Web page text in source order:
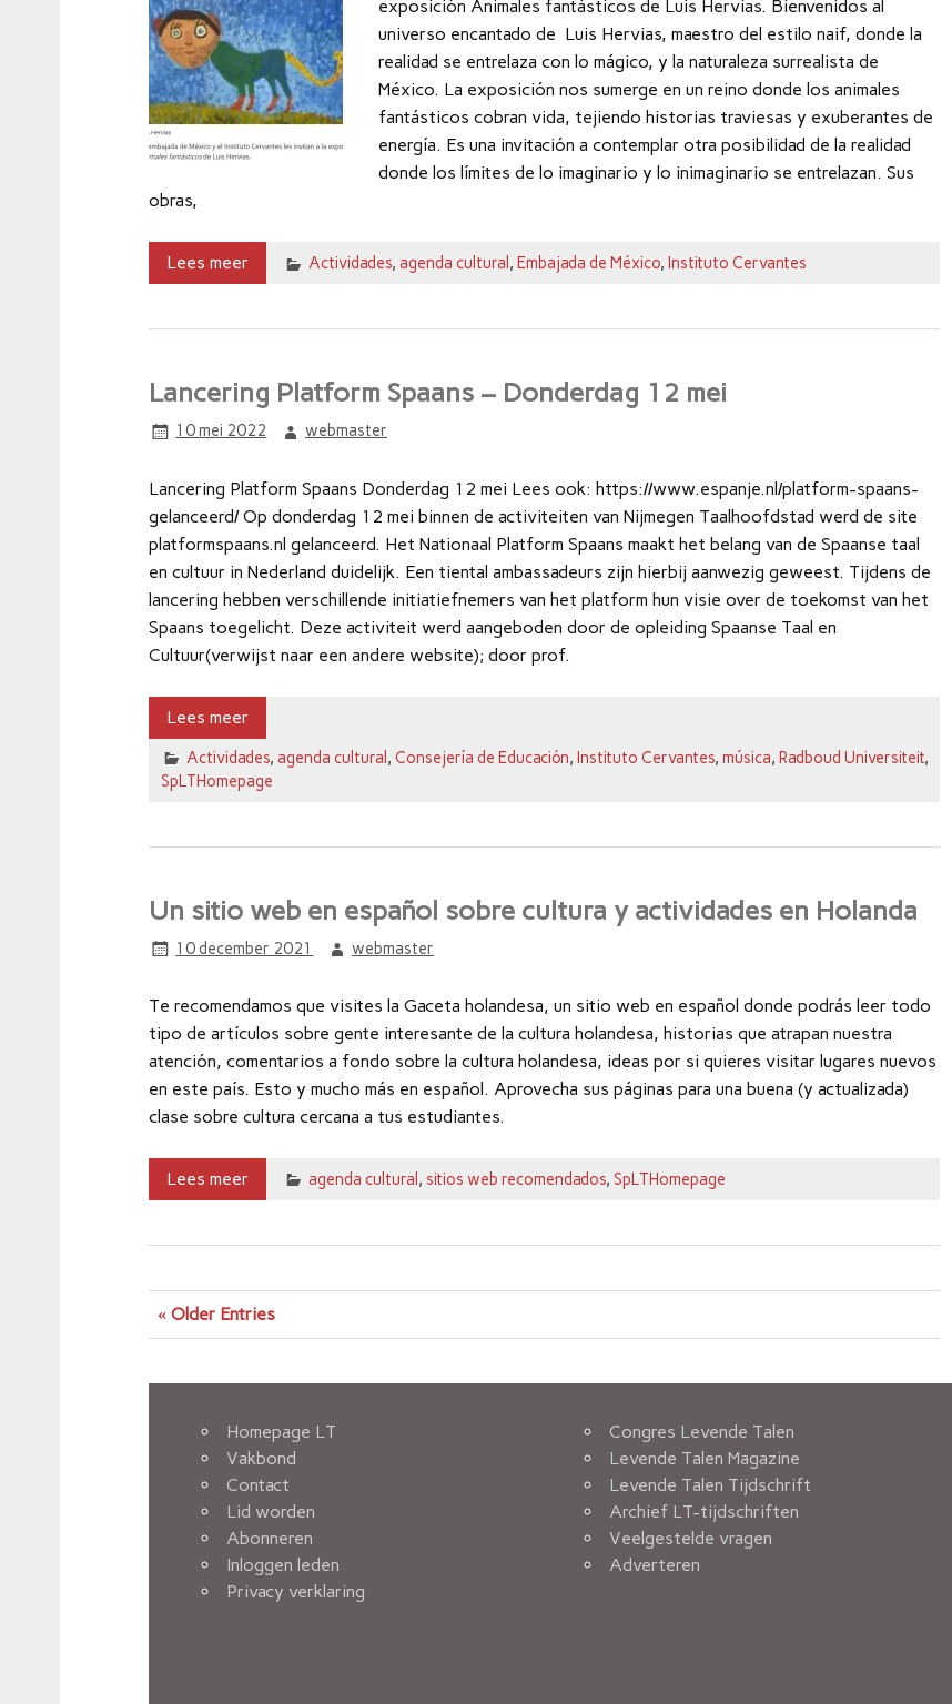
exposición Animales fantásticos de Luis Hervias. Bienvenidos al
universo encantado de Luis Hervias, maestro del estilo naif, donde la
realidad se entrelaza con lo mágico, y la naturaleza surrealista de
México. La exposición nos sumerge en un reino donde los animales
fantásticos cobran vida, tejiendo historias traviesas y exuberantes de
energía. Es una invitación a contemplar otra posibilidad de la realidad
donde los límites de lo imaginario y lo inimaginario se entrelazan. Sus
obras,
Lees meer Actividades,agenda cultural ,Embajada de México,Instituto Cervantes
Lancering Platform Spaans – Donderdag 12 mei
10 mei 2022 webmaster
Lancering Platform Spaans Donderdag 12 mei Lees ook: https://www.espanje.nl/platform-spaans-
gelanceerd/ Op donderdag 12 mei binnen de activiteiten van Nijmegen Taalhoofdstad werd de site
platformspaans.nl gelanceerd. Het Nationaal Platform Spaans maakt het belang van de Spaanse taal
en cultuur in Nederland duidelijk. Een tiental ambassadeurs zijn hierbij aanwezig geweest. Tijdens de
lancering hebben verschillende initiatiefnemers van het platform hun visie over de toekomst van het
Spaans toegelicht. Deze activiteit werd aangeboden door de opleiding Spaanse Taal en
Cultuur(verwijst naar een andere website); door prof.
Lees meer
Actividades,agenda cultural ,Consejería de Educación,Instituto Cervantes,música,Radboud Universiteit,
SpLTHomepage
Un sitio web en español sobre cultura y actividades en Holanda
10 december 2021 webmaster
Te recomendamos que visites la Gaceta holandesa, un sitio web en español donde podrás leer todo
tipo de artículos sobre gente interesante de la cultura holandesa, historias que atrapan nuestra
atención, comentarios a fondo sobre la cultura holandesa, ideas por si quieres visitar lugares nuevos
en este país. Esto y mucho más en español. Aprovecha sus páginas para una buena (y actualizada)
clase sobre cultura cercana a tus estudiantes.
Lees meer agenda cultural ,sitios web recomendados, SpLTHomepage
« Older Entries
Homepage LT
Vakbond
Contact
Lid worden
Abonneren
Inloggen leden
Privacy verklaring
Congres Levende Talen
Levende Talen Magazine
Levende Talen Tijdschrift
Archief LT-tijdschriften
Veelgestelde vragen
Adverteren